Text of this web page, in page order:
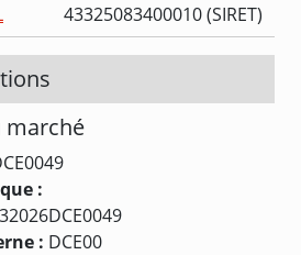
43325083400010 (SIRET)
marché
:
: DCE00